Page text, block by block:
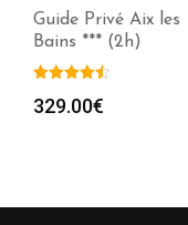
Guide Privé Aix les
Bains *** (2h)
329.00€